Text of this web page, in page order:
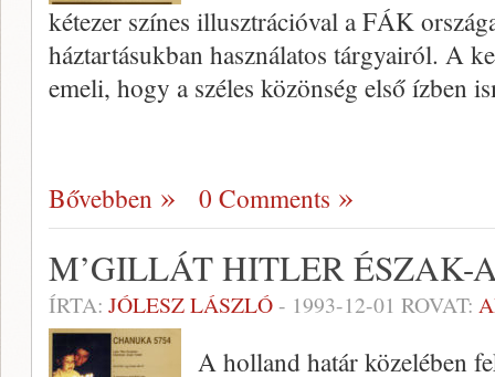
kétezer színes illusztrációval a FÁK
háztartásukban használatos tárgyairól. A
emeli, hogy a széles közönség első ízben
Bővebben 0 Comments
M’GILLÁT HITLER ÉSZAK-
ÍRTA: JÓLESZ LÁSZLÓ- 1993-12-01 ROVAT:
A holland határ közelében